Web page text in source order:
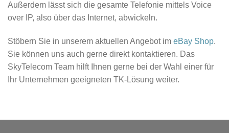
Außerdem lässt sich die gesamte Telefonie mittels Voice
over IP, also über das Internet, abwickeln.
Stöbern Sie in unserem aktuellen Angebot im eBay Shop.
Sie können uns auch gerne direkt kontaktieren. Das
SkyTelecom Team hilft Ihnen gerne bei der Wahl einer für
Ihr Unternehmen geeigneten TK-Lösung weiter.